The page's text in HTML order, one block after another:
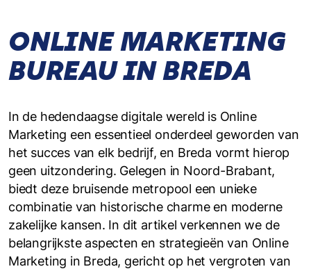
ONLINE MARKETING
BUREAU IN BREDA
In de hedendaagse digitale wereld is Online
Marketing een essentieel onderdeel geworden van
het succes van elk bedrijf, en Breda vormt hierop
geen uitzondering. Gelegen in Noord-Brabant,
biedt deze bruisende metropool een unieke
combinatie van historische charme en moderne
zakelijke kansen. In dit artikel verkennen we de
belangrijkste aspecten en strategieën van Online
Marketing in Breda, gericht op het vergroten van